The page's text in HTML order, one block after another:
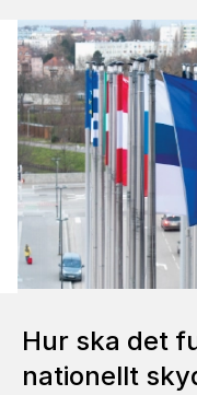
Hur ska det
na­tio­nellt